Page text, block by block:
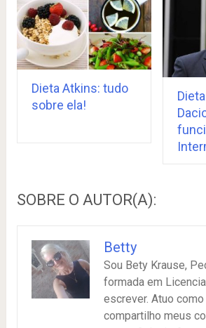
Dieta Atkins: tudo
sobre ela!
SOBRE O AUTOR(A):
Betty
Sou Bety Krause,
formada em
escrever. Atuo
compartilho meus